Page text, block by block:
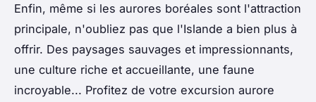
Enfin, même si les aurores boréales sont l'attraction
principale, n'oubliez pas que l'Islande a bien plus à
offrir. Des paysages sauvages et impressionnants,
une culture riche et accueillante, une faune
incroyable... Profitez de votre excursion aurore